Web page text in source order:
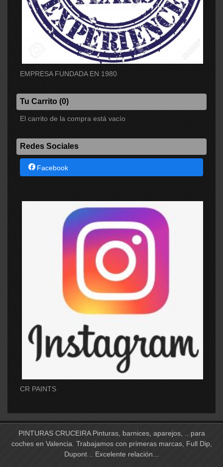
EMPRESA FUNDADA EN 1980
Tu Carrito (0)
El carrito de la compra está vacío
Redes Sociales
Facebook
CR PAINTS
PINTURAS CRUCEIRA Pinturas, barnices, aparejos, .. para
coches en Valencia. Trabajamos con primeras marcas, Full Dip,
Dupont .. Excelente relación...